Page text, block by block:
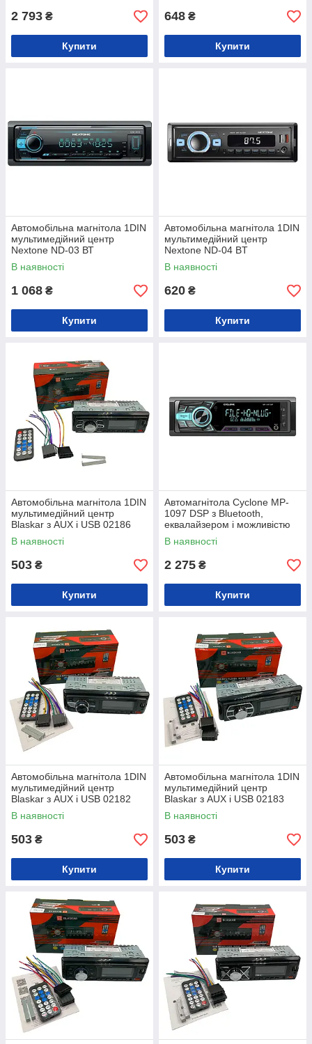
2 793 ₴
Купити
648 ₴
Купити
Автомобільна магнітола 1DIN
мультимедійний центр
Nextone ND-03 ВТ
В наявності
1 068 ₴
Купити
Автомобільна магнітола 1DIN
мультимедійний центр
Nextone ND-04 BT
В наявності
620 ₴
Купити
Автомобільна магнітола 1DIN
мультимедійний центр
Blaskar з AUX і USB 02186
В наявності
503 ₴
Купити
Автомагнітола Cyclone MP-
1097 DSP з Bluetooth,
еквалайзером і можливістю
підключення сабвуфера
В наявності
2 275 ₴
Купити
Автомобільна магнітола 1DIN
мультимедійний центр
Blaskar з AUX і USB 02182
В наявності
503 ₴
Купити
Автомобільна магнітола 1DIN
мультимедійний центр
Blaskar з AUX і USB 02183
В наявності
503 ₴
Купити